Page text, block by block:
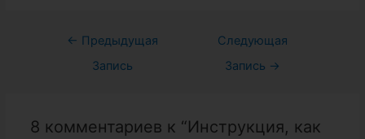
Навигация
← Предыдущая
Запись
Следующая
Запись →
8 комментариев к “Инструкция, как